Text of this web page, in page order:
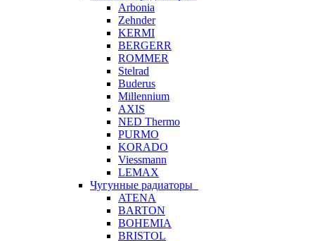
Arbonia
Zehnder
KERMI
BERGERR
ROMMER
Stelrad
Buderus
Millennium
AXIS
NED Thermo
PURMO
KORADO
Viessmann
LEMAX
Чугунные радиаторы
ATENA
BARTON
BOHEMIA
BRISTOL